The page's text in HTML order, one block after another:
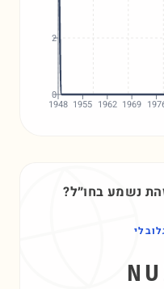
1948 1955 1962 1969
0
2
נשמע בחו״ל?